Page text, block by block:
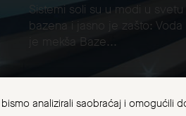
Sistemi soli su u modi u svetu
bazena i jasno je zašto: Voda
je mekša Baze...
CWT Bazeni za kupanje i
analizirali saobraćaj i omogućili